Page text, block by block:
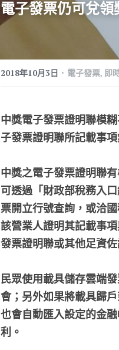
電子發票仍可兌領
2018年10月3日 · 電子發票, 即
中獎電子發票證明聯模
子發票證明聯所記載事
中獎之電子發票證明聯
可透過「財政部稅務入
票開立行號查詢，或洽
該營業人證明其記載事
發票證明聯或其他足資
民眾使用載具儲存雲端
會；另外如果將載具歸
也會自動匯入設定的金
利。